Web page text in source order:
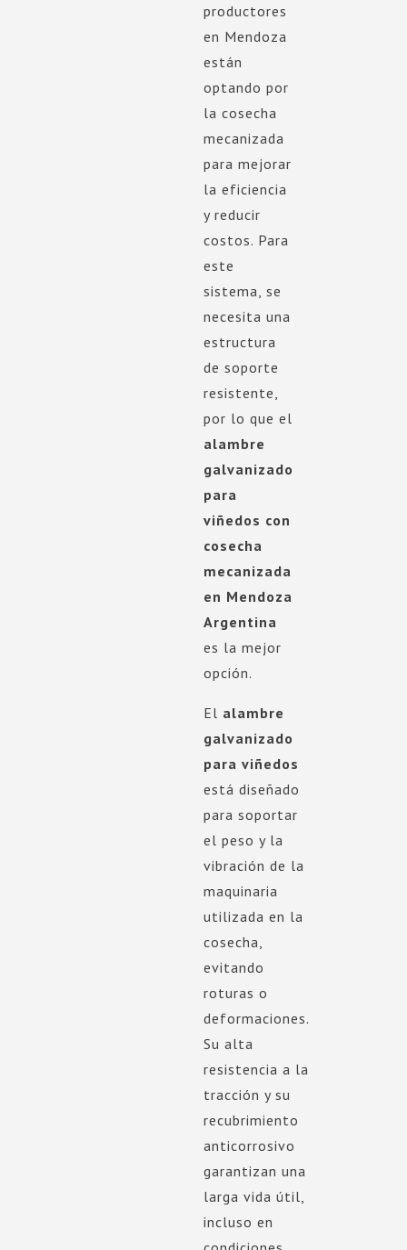
productores
en Mendoza
están
optando por
la cosecha
mecanizada
para mejorar
la eficiencia
y reducir
costos. Para
este
sistema, se
necesita una
estructura
de soporte
resistente,
por lo que el
alambre
galvanizado
para
viñedos con
cosecha
mecanizada
en Mendoza
Argentina
es la mejor
opción.
El alambre
galvanizado
para viñedos
está diseñado
para soportar
el peso y la
vibración de la
maquinaria
utilizada en la
cosecha,
evitando
roturas o
deformaciones.
Su alta
resistencia a la
tracción y su
recubrimiento
anticorrosivo
garantizan una
larga vida útil,
incluso en